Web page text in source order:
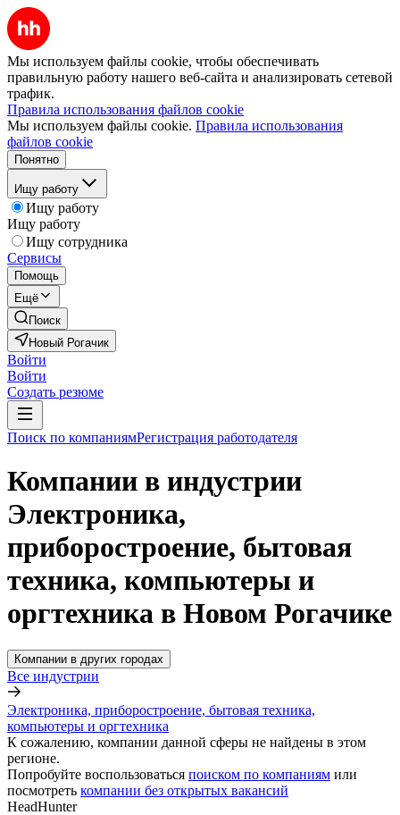
Мы используем файлы cookie, чтобы обеспечивать
правильную работу нашего веб-сайта и анализировать сетевой
трафик.
Правила использования файлов cookie
Мы используем файлы cookie. Правила использования
файлов cookie
Понятно
Ищу работу
Ищу работу
Ищу работу
Ищу сотрудника
Сервисы
Помощь
Ещё
Поиск
Новый Рогачик
Войти
Войти
Создать резюме
Поиск по компаниямРегистрация работодателя
Компании в индустрии
Электроника,
приборостроение, бытовая
техника, компьютеры и
оргтехника в Новом Рогачике
Компании в других городах
Все индустрии
Электроника, приборостроение, бытовая техника,
компьютеры и оргтехника
К сожалению, компании данной сферы не найдены в этом
регионе.
Попробуйте воспользоваться поиском по компаниям или
посмотреть компании без открытых вакансий
HeadHunter